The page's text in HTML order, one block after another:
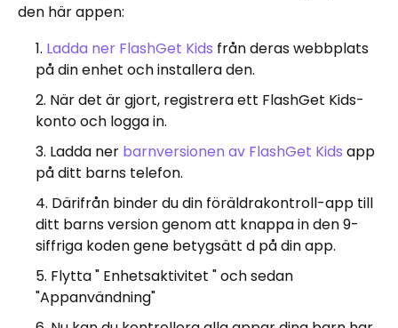
den här appen:
Ladda ner FlashGet Kids från deras webbplats
på din enhet och installera den.
När det är gjort, registrera ett FlashGet Kids-
konto och logga in.
Ladda ner barnversionen av FlashGet Kids app
på ditt barns telefon.
Därifrån binder du din föräldrakontroll-app till
ditt barns version genom att knappa in den 9-
siffriga koden gene betygsätt d på din app.
Flytta " Enhetsaktivitet " och sedan
"Appanvändning"